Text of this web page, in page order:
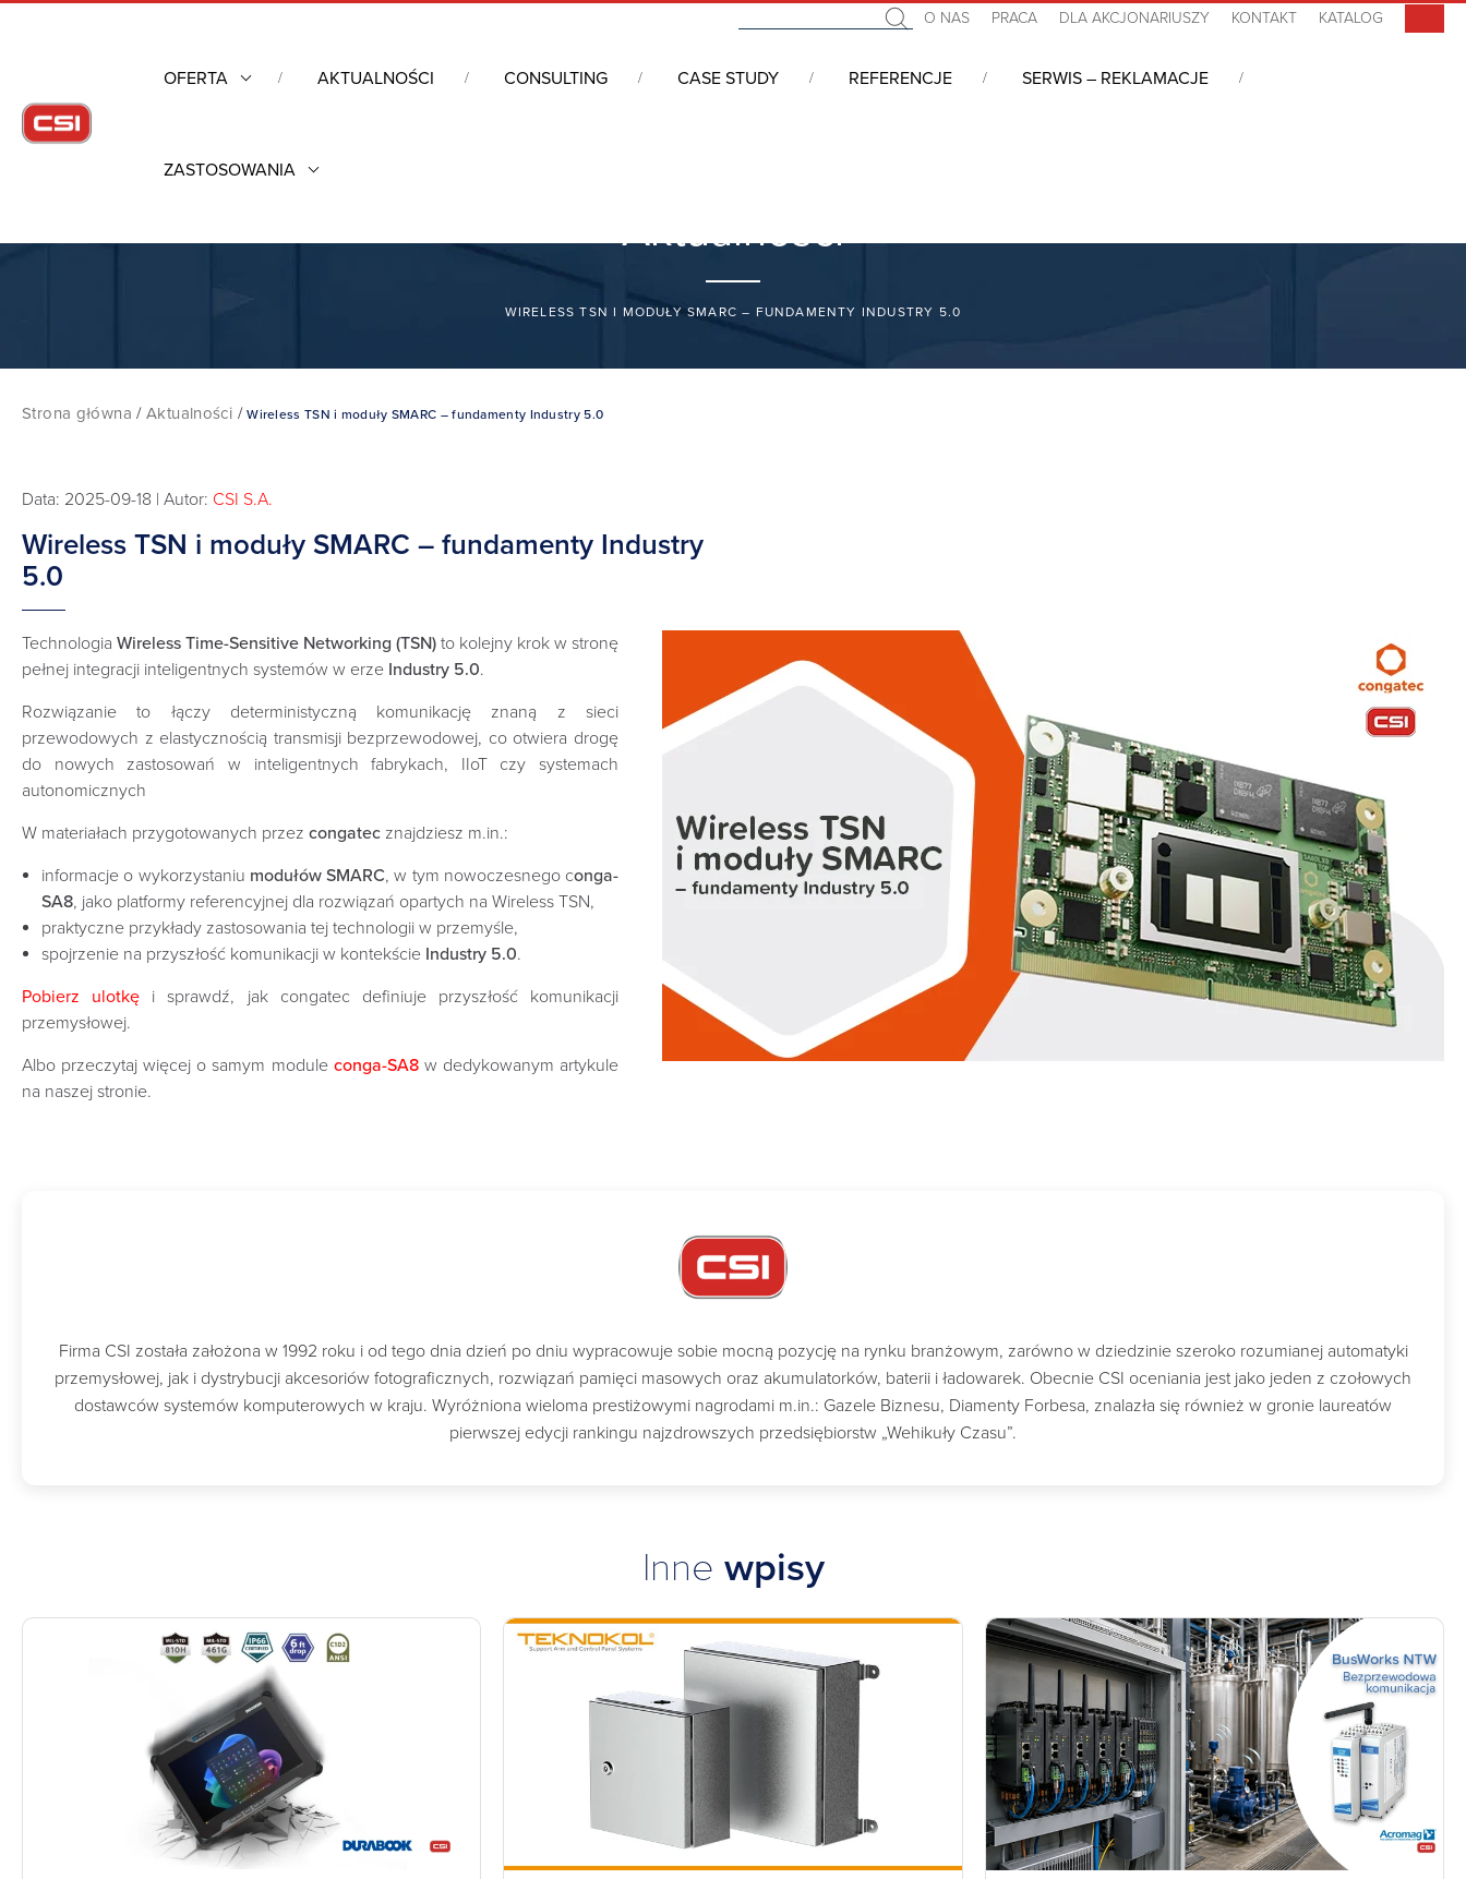
O NAS PRACA DLA AKCJONARIUSZY KONTAKT KATALOG
OFERTA AKTUALNOŚCI CONSULTING CASE STUDY REFERENCJE SERWIS – REKLAMACJE
ZASTOSOWANIA
Aktualności
WIRELESS TSN I MODUŁY SMARC – FUNDAMENTY INDUSTRY 5.0
Strona główna / Aktualności /Wireless TSN i moduły SMARC – fundamenty Industry 5.0
Data: 2025-09-18 | Autor: CSI S.A.
Wireless TSN i moduły SMARC – fundamenty Industry
5.0
Technologia Wireless Time-Sensitive Networking (TSN) to kolejny krok w stronę
pełnej integracji inteligentnych systemów w erze Industry 5.0.
Rozwiązanie to łączy deterministyczną komunikację znaną z sieci
przewodowych z elastycznością transmisji bezprzewodowej, co otwiera drogę
do nowych zastosowań w inteligentnych fabrykach, IIoT czy systemach
autonomicznych
W materiałach przygotowanych przez congatec znajdziesz m.in.:
informacje o wykorzystaniu modułów SMARC, w tym nowoczesnego conga-
SA8, jako platformy referencyjnej dla rozwiązań opartych na Wireless TSN,
praktyczne przykłady zastosowania tej technologii w przemyśle,
spojrzenie na przyszłość komunikacji w kontekście Industry 5.0.
Pobierz ulotkę i sprawdź, jak congatec definiuje przyszłość komunikacji
przemysłowej.
Albo przeczytaj więcej o samym moduleconga-SA8w dedykowanym artykule
na naszej stronie.
Firma CSI została założona w 1992 roku i od tego dnia dzień po dniu wypracowuje sobie mocną pozycję na rynku branżowym, zarówno w dziedzinie szeroko rozumianej automatyki
przemysłowej, jak i dystrybucji akcesoriów fotograficznych, rozwiązań pamięci masowych oraz akumulatorków, baterii i ładowarek. Obecnie CSI oceniania jest jako jeden z czołowych
dostawców systemów komputerowych w kraju. Wyróżniona wieloma prestiżowymi nagrodami m.in.: Gazele Biznesu, Diamenty Forbesa, znalazła się również w gronie laureatów
pierwszej edycji rankingu najzdrowszych przedsiębiorstw „Wehikuły Czasu”.
Inne wpisy